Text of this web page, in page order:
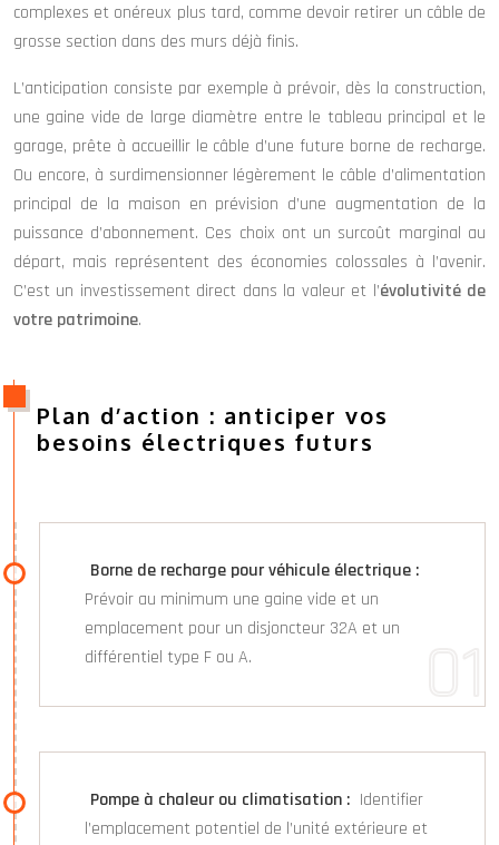
complexes et onéreux plus tard, comme devoir retirer un câble de
grosse section dans des murs déjà finis.
L’anticipation consiste par exemple à prévoir, dès la construction,
une gaine vide de large diamètre entre le tableau principal et le
garage, prête à accueillir le câble d’une future borne de recharge.
Ou encore, à surdimensionner légèrement le câble d’alimentation
principal de la maison en prévision d’une augmentation de la
puissance d’abonnement. Ces choix ont un surcoût marginal au
départ, mais représentent des économies colossales à l’avenir.
C’est un investissement direct dans la valeur et l’évolutivité de
votre patrimoine.
Plan d’action : anticiper vos
besoins électriques futurs
Borne de recharge pour véhicule électrique :
Prévoir au minimum une gaine vide et un
emplacement pour un disjoncteur 32A et un
différentiel type F ou A.
Pompe à chaleur ou climatisation : Identifier
l’emplacement potentiel de l’unité extérieure et